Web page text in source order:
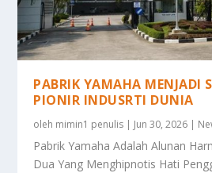
PABRIK YAMAHA MENJADI
PIONIR INDUSRTI DUNIA
oleh mimin1 penulis | Jun 30, 2026 |
Pabrik Yamaha Adalah Alunan
Dua Yang Menghipnotis Hati